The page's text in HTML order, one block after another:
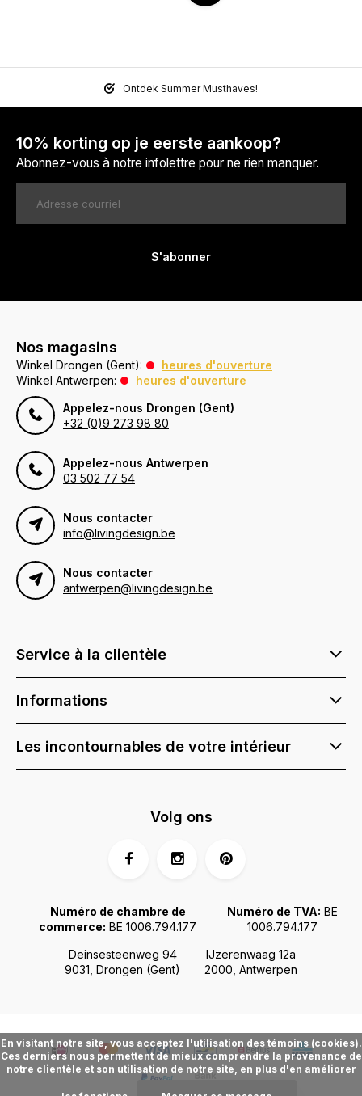
Ontdek Summer Musthaves!
10% korting op je eerste aankoop?
Abonnez-vous à notre infolettre pour ne rien manquer.
S'abonner
Nos magasins
Winkel Drongen (Gent):
heures d'ouverture
Winkel Antwerpen:
heures d'ouverture
Appelez-nous Drongen (Gent)
+32 (0)9 273 98 80
Appelez-nous Antwerpen
03 502 77 54
Nous contacter
info@livingdesign.be
Nous contacter
antwerpen@livingdesign.be
Service à la clientèle
Informations
Les incontournables de votre intérieur
Deinsesteenweg 94
9031, Drongen (Gent)
IJzerenwaag 12a
2000, Antwerpen
Numéro de chambre de
commerce: BE 1006.794.177
Numéro de TVA: BE
1006.794.177
Volg ons
En visitant notre site, vous acceptez l'utilisation des témoins (cookies).
Ces derniers nous permettent de mieux comprendre la provenance de
notre clientèle et son utilisation de notre site, en plus d'en améliorer